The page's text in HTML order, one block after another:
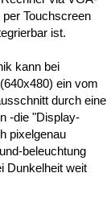
Touchscreen
ist.
kann bei
ein vom
durch eine
-die "Display-
pixelgenau
beleuchtung
Dunkelheit weit